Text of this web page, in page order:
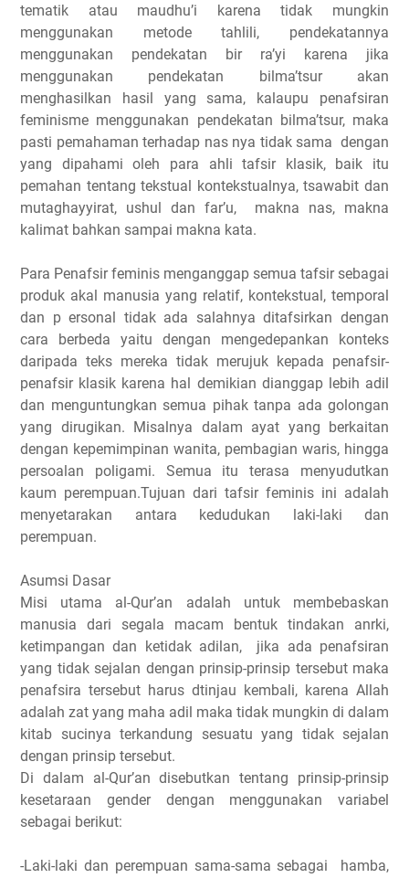
tematik atau maudhu’i karena tidak mungkin
menggunakan metode tahlili, pendekatannya
menggunakan pendekatan bir ra’yi karena jika
menggunakan pendekatan bilma’tsur akan
menghasilkan hasil yang sama, kalaupu penafsiran
feminisme menggunakan pendekatan bilma’tsur, maka
pasti pemahaman terhadap nas nya tidak sama dengan
yang dipahami oleh para ahli tafsir klasik, baik itu
pemahan tentang tekstual kontekstualnya, tsawabit dan
mutaghayyirat, ushul dan far’u, makna nas, makna
kalimat bahkan sampai makna kata.
Para Penafsir feminis menganggap semua tafsir sebagai
produk akal manusia yang relatif, kontekstual, temporal
dan p ersonal tidak ada salahnya ditafsirkan dengan
cara berbeda yaitu dengan mengedepankan konteks
daripada teks mereka tidak merujuk kepada penafsir-
penafsir klasik karena hal demikian dianggap lebih adil
dan menguntungkan semua pihak tanpa ada golongan
yang dirugikan. Misalnya dalam ayat yang berkaitan
dengan kepemimpinan wanita, pembagian waris, hingga
persoalan poligami. Semua itu terasa menyudutkan
kaum perempuan.Tujuan dari tafsir feminis ini adalah
menyetarakan antara kedudukan laki-laki dan
perempuan.
Asumsi Dasar
Misi utama al-Qur’an adalah untuk membebaskan
manusia dari segala macam bentuk tindakan anrki,
ketimpangan dan ketidak adilan, jika ada penafsiran
yang tidak sejalan dengan prinsip-prinsip tersebut maka
penafsira tersebut harus dtinjau kembali, karena Allah
adalah zat yang maha adil maka tidak mungkin di dalam
kitab sucinya terkandung sesuatu yang tidak sejalan
dengan prinsip tersebut.
Di dalam al-Qur’an disebutkan tentang prinsip-prinsip
kesetaraan gender dengan menggunakan variabel
sebagai berikut:
-Laki-laki dan perempuan sama-sama sebagai hamba,